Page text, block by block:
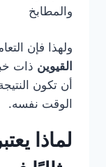
والمطابخ
ولهذا فإن
القيوين ذات
أن تكون
الوقت نفسه.
لماذا